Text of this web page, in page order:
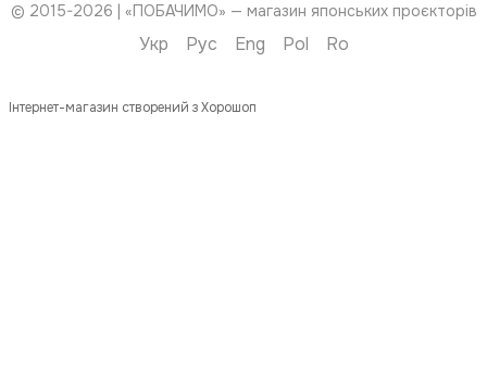
© 2015-2026 | «ПОБАЧИМО» — магазин японських проєкторів
Укр Рус Eng Pol Ro
Інтернет-магазин створений з Хорошоп